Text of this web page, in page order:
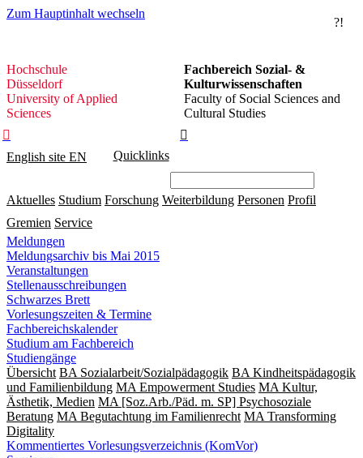
Zum Hauptinhalt wechseln
?!
Hochschule
Düsseldorf
Hochschule
Düsseldorf
University of Applied
Sciences
Fachbereich Sozial- &
Kulturwissenschaften
Faculty of Social Sciences and
Cultural Studies


English site EN Quicklinks
Aktuelles Studium Forschung Weiterbildung Personen Profil
Gremien Service
Meldungen
Meldungsarchiv bis Mai 2015
Veranstaltungen
Stellenausschreibungen
Schwarzes Brett
Vorlesungszeiten & Termine
Fachbereichskalender
Studium am Fachbereich
Studiengänge
Übersicht BA Sozialarbeit/Sozialpädagogik BA Kindheitspädagogik
und Familienbildung MA Empowerment Studies MA Kultur,
Ästhetik, Medien MA [Soz.Arb./Päd. m. SP] Psychosoziale
Beratung MA Begut­ach­tung im Fami­lien­recht MA Transforming
Digitality
Kommentiertes Vorlesungsverzeichnis (KomVor)